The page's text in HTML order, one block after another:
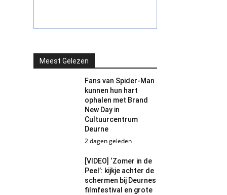
Meest Gelezen
Fans van Spider-Man
kunnen hun hart
ophalen met Brand
New Day in
Cultuurcentrum
Deurne
2 dagen geleden
[VIDEO] ‘Zomer in de
Peel’: kijkje achter de
schermen bij Deurnes
filmfestival en grote